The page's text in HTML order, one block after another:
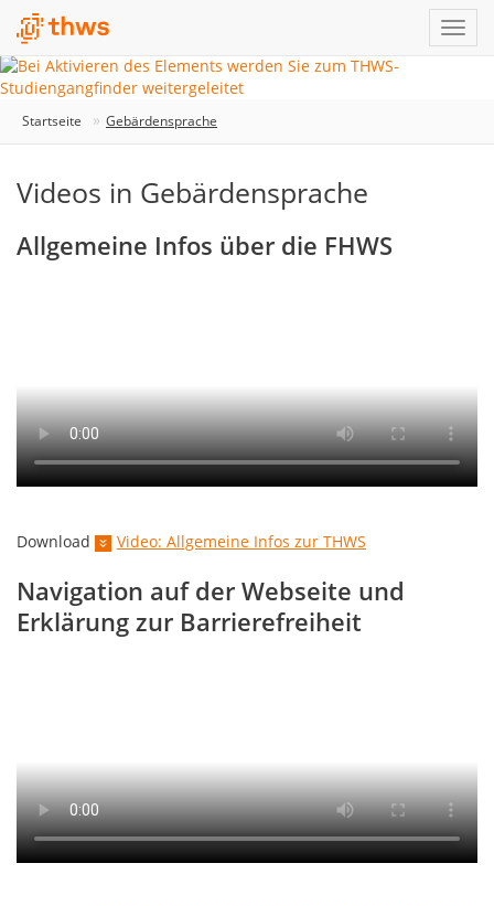
Startseite Gebärdensprache
Videos in Gebärdensprache
Allgemeine Infos über die FHWS
Download Video: Allgemeine Infos zur THWS
Navigation auf der Webseite und
Erklärung zur Barrierefreiheit
auf
der
FHWS-
Webseite
und